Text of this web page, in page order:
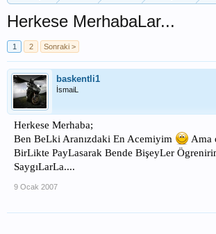
Herkese MerhabaLar...
1 2 Sonraki >
baskentli1
İsmaiL
Herkese Merhaba;
Ben BeLki Aranızdaki En Acemiyim
Ama
BirLikte PayLasarak Bende BişeyLer
SaygıLarLa....
9 Ocak 2007